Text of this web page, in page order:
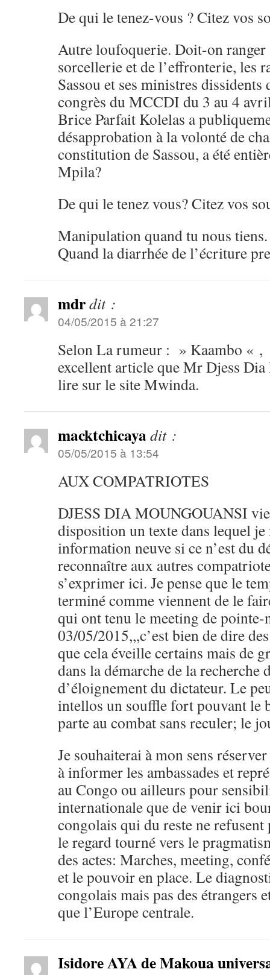
De qui le tenez-vous ? Citez vos
Autre loufoquerie. Doit-on ranger
sorcellerie et de l’effronterie, les
Sassou et ses ministres
congrès du MCCDI du 3 au 4
Brice Parfait Kolelas a
désapprobation à la volonté de
constitution de Sassou, a été
Mpila?
De qui le tenez vous? Citez vos
Manipulation quand tu nous tiens.
Quand la diarrhée de l’écriture
mdrdit :
04/05/2015 à 21:27
Selon La rumeur : » Kaambo
excellent article que Mr Djess
lire sur le site Mwinda.
macktchicayadit :
05/05/2015 à 13:54
AUX COMPATRIOTES
DJESS DIA MOUNGOUANSI
disposition un texte dans lequel je
information neuve si ce n’est du
reconnaître aux autres
s’exprimer ici. Je pense que le
terminé comme viennent de le
qui ont tenu le meeting de pointe-
03/05/2015,,,c’est bien de dire
que cela éveille certains mais de
dans la démarche de la recherche
d’éloignement du dictateur. Le
intellos un souffle fort pouvant le
parte au combat sans reculer; le
Je souhaiterai à mon sens
à informer les ambassades et
au Congo ou ailleurs pour
internationale que de venir ici
congolais qui du reste ne
le regard tourné vers le
des actes: Marches, meeting,
et le pouvoir en place. Le
congolais mais pas des étrangers
que l’Europe centrale.
Isidore AYA de Makoua